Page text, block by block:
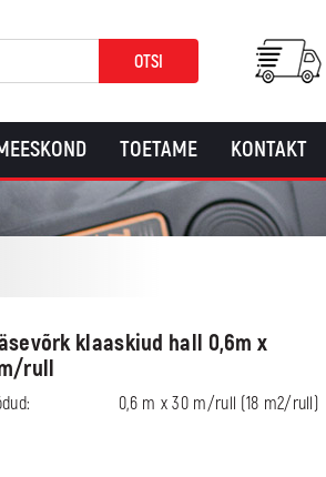
OTSI
TOETAME KONTAKT
klaaskiud hall 0,6m x
rull
0,6 m x 30 m/rull (18 m2/rull)